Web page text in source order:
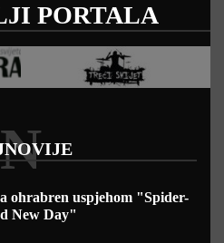
PORTALA
N
ohrabren uspjehom "Spider-
New Day"